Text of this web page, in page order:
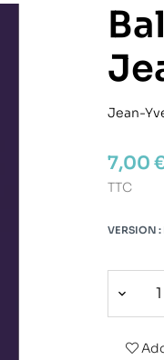
Jean-
7,00
TTC
VERSION :